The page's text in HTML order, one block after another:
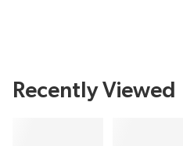
Recently Viewed